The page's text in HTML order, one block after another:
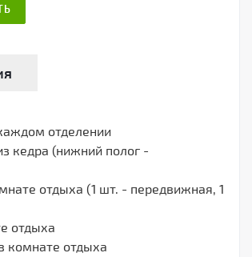
отделении
кедра (нижний полог -
отдыха (1 шт. - передвижная, 1
отдыха
комнате отдыха